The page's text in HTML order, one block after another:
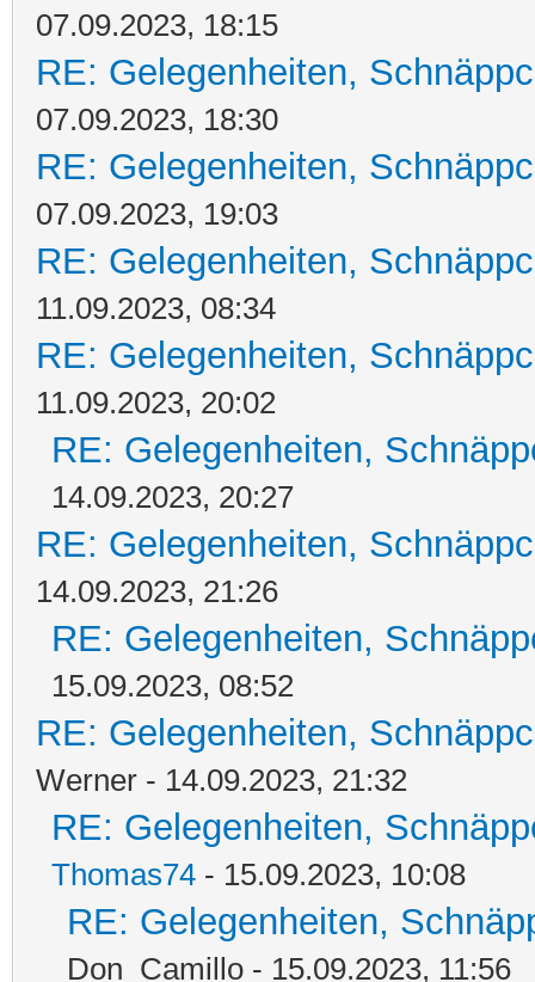
07.09.2023, 18:15
RE: Gelegenheiten,
07.09.2023, 18:30
RE: Gelegenheiten,
07.09.2023, 19:03
RE: Gelegenheiten,
11.09.2023, 08:34
RE: Gelegenheiten,
11.09.2023, 20:02
RE: Gelegenheiten,
14.09.2023, 20:27
RE: Gelegenheiten,
14.09.2023, 21:26
RE: Gelegenheiten,
15.09.2023, 08:52
RE: Gelegenheiten,
Werner - 14.09.2023, 21:32
RE: Gelegenheiten,
Thomas74 - 15.09.2023, 10:08
RE: Gelegenheiten,
Don_Camillo - 15.09.2023, 11:56